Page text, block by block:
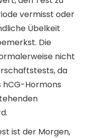
vermisst oder
Übelkeit
Die
nicht
da
hCG-Hormons
ist der Morgen,